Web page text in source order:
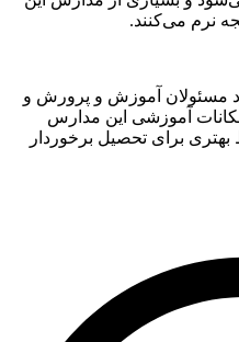
می‌کنند.
آموزش و پرورش و
آموزشی این مدارس
برای تحصیل برخوردار